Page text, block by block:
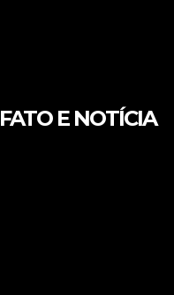
FATO E NOTÍCIA